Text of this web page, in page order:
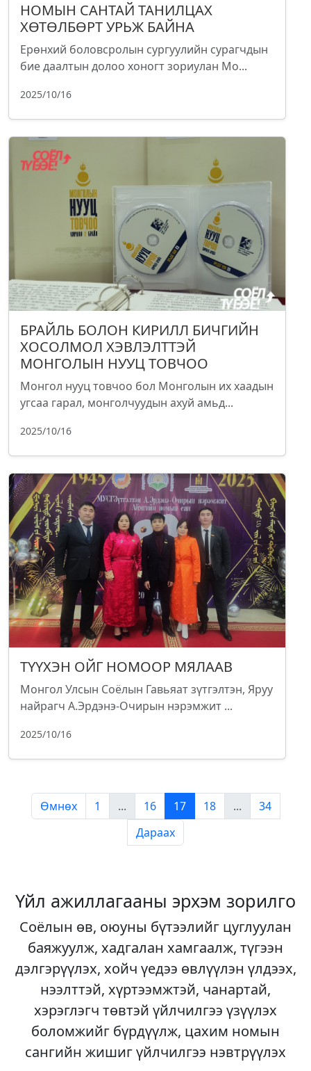
НОМЫН САНТАЙ ТАНИЛЦАХ
ХӨТӨЛБӨРТ УРЬЖ БАЙНА
Ерөнхий боловсролын сургуулийн сурагчдын
бие даалтын долоо хоногт зориулан Мо...
2025/10/16
БРАЙЛЬ БОЛОН КИРИЛЛ БИЧГИЙН
ХОСОЛМОЛ ХЭВЛЭЛТТЭЙ
МОНГОЛЫН НУУЦ ТОВЧОО
Монгол нууц товчоо бол Монголын их хаадын
угсаа гарал, монголчуудын ахуй амьд...
2025/10/16
ТҮҮХЭН ОЙГ НОМООР МЯЛААВ
Монгол Улсын Соёлын Гавьяат зүтгэлтэн, Яруу
найрагч А.Эрдэнэ-Очирын нэрэмжит ...
2025/10/16
Өмнөх 1 ... 16 17 18 ...
34
Дараах
Үйл ажиллагааны эрхэм зорилго
Соёлын өв, оюуны бүтээлийг цуглуулан
баяжуулж, хадгалан хамгаалж, түгээн
дэлгэрүүлэх, хойч үедээ өвлүүлэн үлдээх,
нээлттэй, хүртээмжтэй, чанартай,
хэрэглэгч төвтэй үйлчилгээ үзүүлэх
боломжийг бүрдүүлж, цахим номын
сангийн жишиг үйлчилгээ нэвтрүүлэх